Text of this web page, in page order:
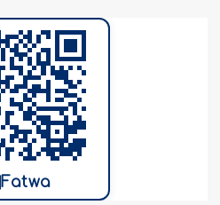
Fatwa